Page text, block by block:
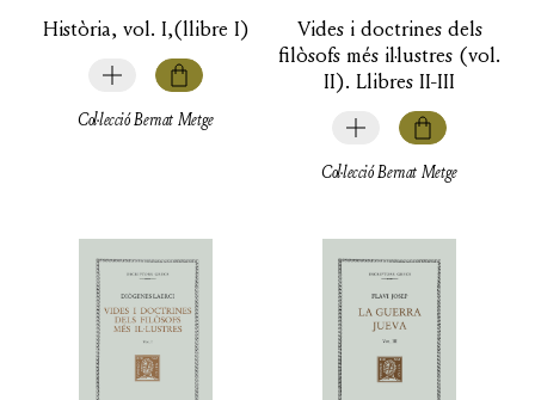
Història, vol. I,(llibre I)
Col·lecció Bernat Metge
Vides i doctrines dels
filòsofs més il·lustres (vol.
II). Llibres II-III
Col·lecció Bernat Metge